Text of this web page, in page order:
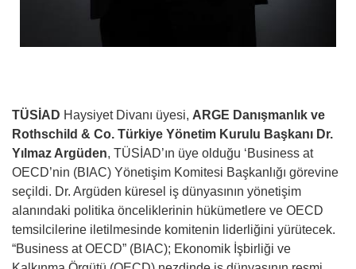
TÜSİAD Haysiyet Divanı üyesi, ARGE Danışmanlık ve
Rothschild & Co. Türkiye Yönetim Kurulu Başkanı Dr.
Yılmaz Argüden, TÜSİAD’ın üye olduğu ‘Business at
OECD’nin (BIAC) Yönetişim Komitesi Başkanlığı görevine
seçildi. Dr. Argüden küresel iş dünyasının yönetişim
alanındaki politika önceliklerinin hükümetlere ve OECD
temsilcilerine iletilmesinde komitenin liderliğini yürütecek.
“Business at OECD” (BIAC); Ekonomik İşbirliği ve